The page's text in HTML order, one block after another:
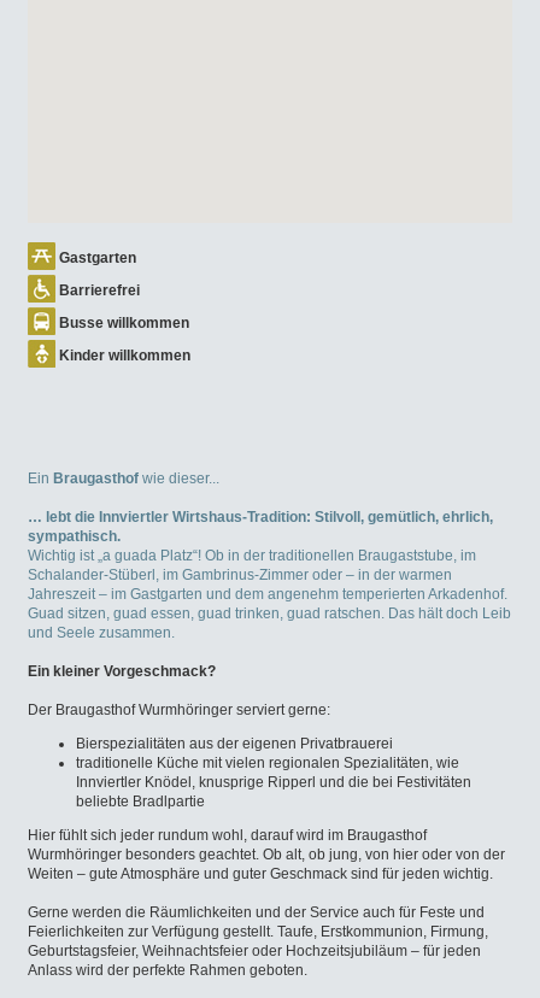
Gastgarten
Barrierefrei
Busse willkommen
Kinder willkommen
Ein Braugasthof wie dieser...
… lebt die Innviertler Wirtshaus-Tradition: Stilvoll, gemütlich, ehrlich,
sympathisch.
Wichtig ist „a guada Platz“! Ob in der traditionellen Braugaststube, im
Schalander-Stüberl, im Gambrinus-Zimmer oder – in der warmen
Jahreszeit – im Gastgarten und dem angenehm temperierten Arkadenhof.
Guad sitzen, guad essen, guad trinken, guad ratschen. Das hält doch Leib
und Seele zusammen.
Ein kleiner Vorgeschmack?
Der Braugasthof Wurmhöringer serviert gerne:
Bierspezialitäten aus der eigenen Privatbrauerei
traditionelle Küche mit vielen regionalen Spezialitäten, wie
Innviertler Knödel, knusprige Ripperl und die bei Festivitäten
beliebte Bradlpartie
Hier fühlt sich jeder rundum wohl, darauf wird im Braugasthof
Wurmhöringer besonders geachtet. Ob alt, ob jung, von hier oder von der
Weiten – gute Atmosphäre und guter Geschmack sind für jeden wichtig.
Gerne werden die Räumlichkeiten und der Service auch für Feste und
Feierlichkeiten zur Verfügung gestellt. Taufe, Erstkommunion, Firmung,
Geburtstagsfeier, Weihnachtsfeier oder Hochzeitsjubiläum – für jeden
Anlass wird der perfekte Rahmen geboten.